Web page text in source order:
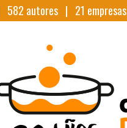
582 autores | 21 empresas